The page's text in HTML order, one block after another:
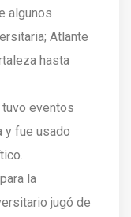
algunos
Atlante
hasta
eventos
y fue usado
la
jugó de